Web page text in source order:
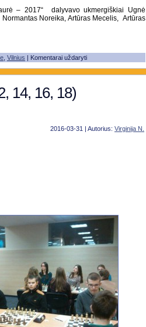
– 2017“ dalyvavo ukmergiškiai Ugnė
Noreika, Artūras Mecelis, Artūras
Vilnius Komentarai uždaryti
14, 16, 18)
2016-03-31 | Autorius: Virginija N.